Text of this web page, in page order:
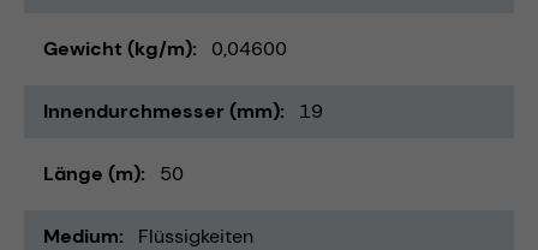
Gewicht (kg/m) 0,04600
Innendurchmesser (mm) 19
Länge (m) 50
Medium Flüssigkeiten